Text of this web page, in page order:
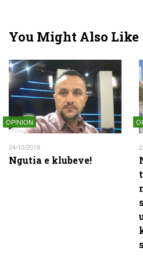
You Might Also Like
OPINION
24/10/2019
Ngutia e klubeve!